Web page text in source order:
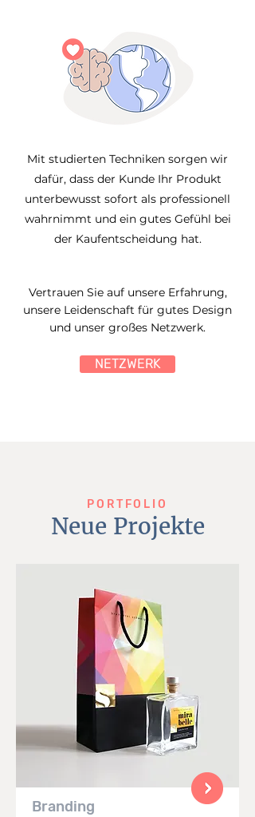
Mit studierten Techniken sorgen wir
dafür, dass der Kunde Ihr Produkt
unterbewusst sofort als professionell
wahrnimmt und ein gutes Gefühl bei
der Kaufentscheidung hat.
Vertrauen Sie auf unsere Erfahrung,
unsere Leidenschaft für gutes Design
und unser großes Netzwerk.
NETZWERK
PORTFOLIO
Neue Projekte
Branding